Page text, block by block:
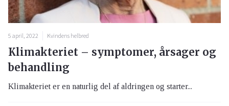
5 april, 2022 Kvindens helbred
Klimakteriet – symptomer, årsager og
behandling
Klimakteriet er en naturlig del af aldringen og starter...